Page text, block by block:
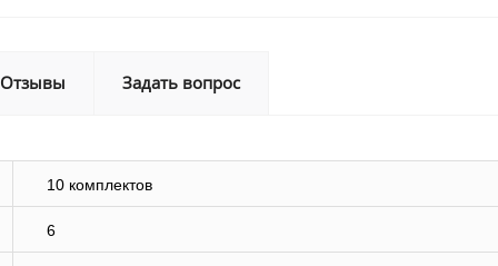
Отзывы Задать вопрос
10 комплектов
6